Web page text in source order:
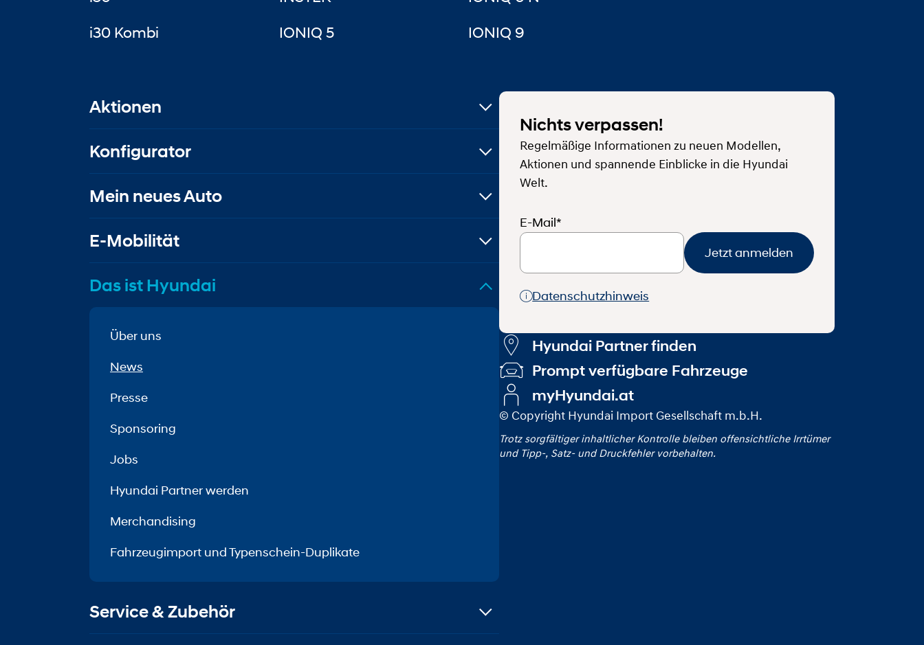
i30 Kombi
IONIQ 5
IONIQ 9
Aktionen
Konfigurator
Mein neues Auto
E-Mobilität
Das ist Hyundai
Über uns
News
Presse
Sponsoring
Jobs
Hyundai Partner werden
Merchandising
Fahrzeugimport und Typenschein-Duplikate
Service & Zubehör
Nichts verpassen!
Regelmäßige Informationen zu neuen Modellen,
Aktionen und spannende Einblicke in die Hyundai
Welt.
E-Mail*
Jetzt anmelden
Datenschutzhinweis
Hyundai Partner finden
Prompt verfügbare Fahrzeuge
myHyundai.at
© Copyright Hyundai Import Gesellschaft m.b.H.
Trotz sorgfältiger inhaltlicher Kontrolle bleiben offensichtliche Irrtümer
und Tipp‑, Satz‑ und Druckfehler vorbehalten.